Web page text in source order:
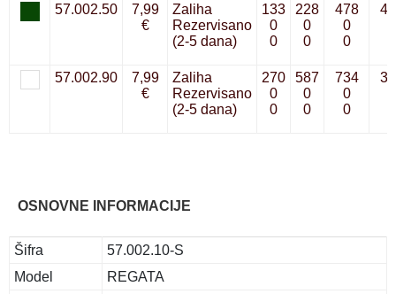
57.002.50
7,99
€
Zaliha
Rezervisano
(2-5 dana)
133
0
0
228
0
0
478
0
0
57.002.90
7,99
€
Zaliha
Rezervisano
(2-5 dana)
270
0
0
587
0
0
734
0
0
OSNOVNE INFORMACIJE
Šifra
57.002.10-S
Model
REGATA